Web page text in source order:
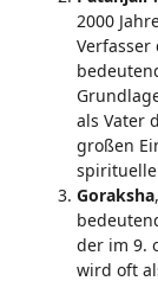
2000
Verfasser
als Vater
großen
Goraksha
der im 9.
wird oft